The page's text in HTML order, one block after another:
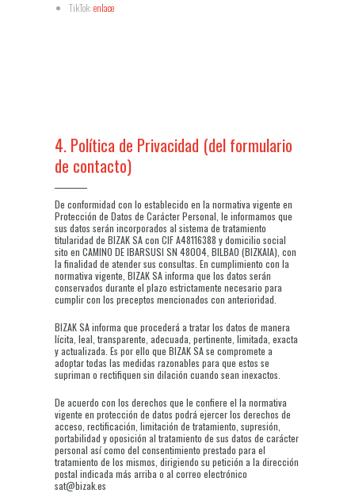
TikTok:enlace
4. Política de Privacidad (del formulario
de contacto)
De conformidad con lo establecido en la normativa vigente en
Protección de Datos de Carácter Personal, le informamos que
sus datos serán incorporados al sistema de tratamiento
titularidad de BIZAK SA con CIF A48116388 y domicilio social
sito en CAMINO DE IBARSUSI SN 48004, BILBAO (BIZKAIA), con
la finalidad de atender sus consultas. En cumplimiento con la
normativa vigente, BIZAK SA informa que los datos serán
conservados durante el plazo estrictamente necesario para
cumplir con los preceptos mencionados con anterioridad.
BIZAK SA informa que procederá a tratar los datos de manera
lícita, leal, transparente, adecuada, pertinente, limitada, exacta
y actualizada. Es por ello que BIZAK SA se compromete a
adoptar todas las medidas razonables para que estos se
supriman o rectifiquen sin dilación cuando sean inexactos.
De acuerdo con los derechos que le confiere el la normativa
vigente en protección de datos podrá ejercer los derechos de
acceso, rectificación, limitación de tratamiento, supresión,
portabilidad y oposición al tratamiento de sus datos de carácter
personal así como del consentimiento prestado para el
tratamiento de los mismos, dirigiendo su petición a la dirección
postal indicada más arriba o al correo electrónico
sat@bizak.es